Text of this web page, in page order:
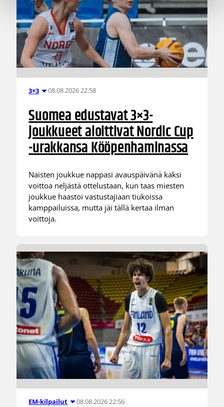
3×3 08.08.2026 22:58
Suomea edustavat 3×3-
joukkueet aloittivat Nordic Cup
-urakkansa Kööpenhaminassa
Naisten joukkue nappasi avauspäivänä kaksi
voittoa neljästä ottelustaan, kun taas miesten
joukkue haastoi vastustajiaan tiukoissa
kamppailuissa, mutta jäi tällä kertaa ilman
voittoja.
EM-kilpailut 08.08.2026 22:56